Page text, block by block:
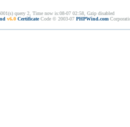
query 2, Time now is:08-07 02:58, Gzip disabled
v6.0 CertificateCode © 2003-07 PHPWind.com